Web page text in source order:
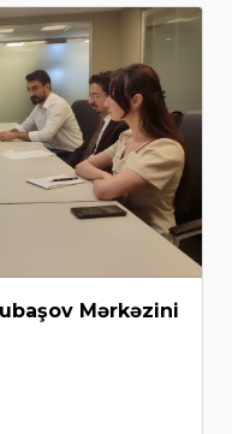
Mərkəzini